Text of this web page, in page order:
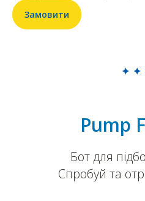
Замовити
Pump
Бот для
Спробуй та